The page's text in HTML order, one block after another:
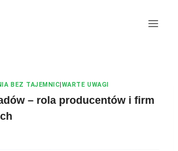
BEZ TAJEMNIC|WARTE UWAGI
– rola producentów i firm